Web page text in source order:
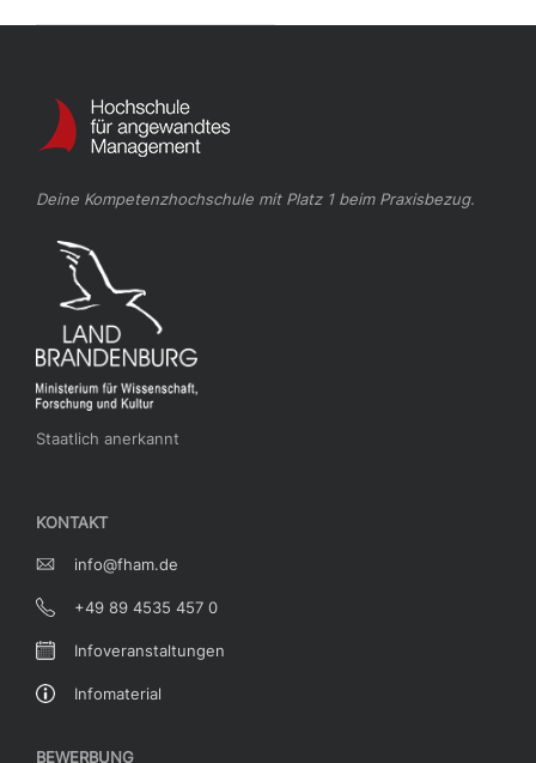
Deine Kompetenzhochschule mit Platz 1 beim Praxisbezug.
Staatlich anerkannt
KONTAKT
info@fham.de
+49 89 4535 457 0
Infoveranstaltungen
Infomaterial
BEWERBUNG